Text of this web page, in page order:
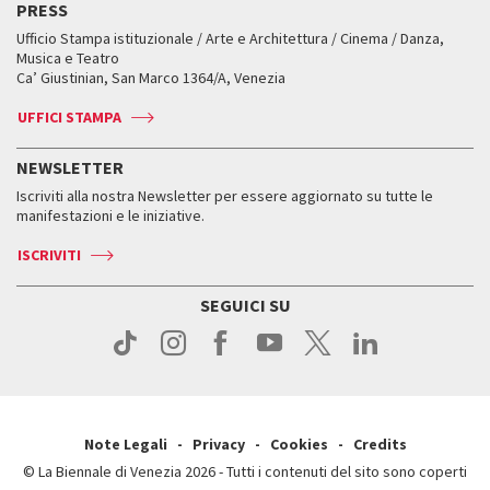
FAQ
Servizi al pubblico
Come raggiungerci
Press
Edizioni passate
Orari e sedi
Accrediti
Come raggiungerci
Orari e sedi
Biglietti
Accrediti
Come raggiungerci
Contatti
Press
Accrediti
Servizi al pubblico
Come raggiungerci
Press
Workshop di critica teatrale
Leone d’oro alla carriera
Leone d’argento
Edizioni passate
Orari e sedi
Biglietti
Servizi al pubblico
Come raggiungerci
Contatti
Mostre Virtuali
Fondi e Collezioni
Biennale College ASAC
ASAC DATI
Storia
Orari e sedi
PRESS
Ufficio Stampa istituzionale / Arte e Architettura / Cinema / Danza,
Musica e Teatro
Ca’ Giustinian, San Marco 1364/A, Venezia
UFFICI STAMPA
NEWSLETTER
Iscriviti alla nostra Newsletter per essere aggiornato su tutte le
manifestazioni e le iniziative.
ISCRIVITI
SEGUICI SU
Note Legali Privacy Cookies
Credits
© La Biennale di Venezia 2026 - Tutti i contenuti del sito sono coperti